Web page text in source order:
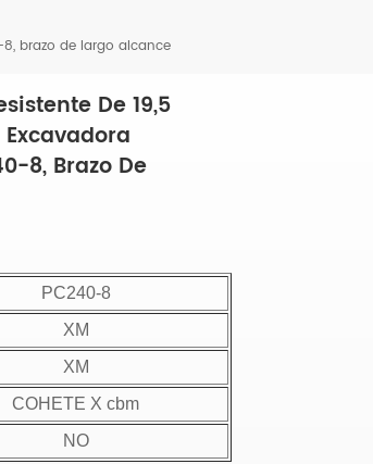
brazo de largo alcance
De 19,5
Excavadora
8, Brazo De
PC240-8
XM
XM
COHETE X cbm
NO